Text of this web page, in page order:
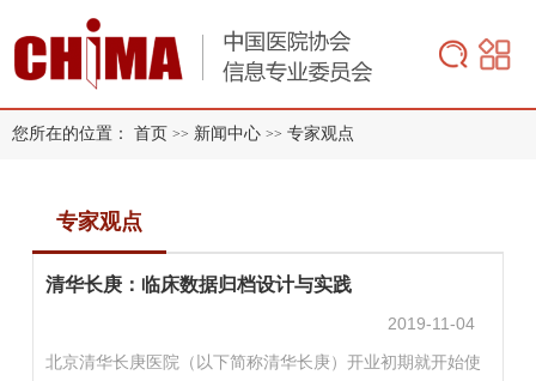
您所在的位置： 首页 >> 新闻中心 >> 专家观点
专家观点
清华长庚：临床数据归档设计与实践
2019-11-04
北京清华长庚医院（以下简称清华长庚）开业初期就开始使